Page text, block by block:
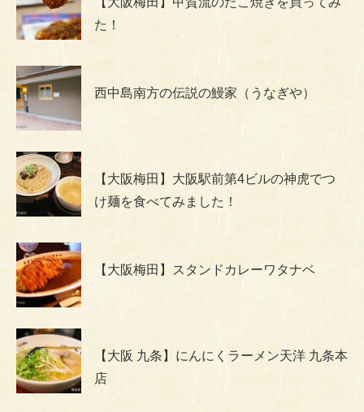
た！
西中島南方の伝説の鰻家（うなぎや）
【大阪梅田】大阪駅前第4ビルの神虎でつ
け麺を食べてみました！
【大阪梅田】スタンドカレーワタナベ
【大阪 九条】にんにくラーメン天洋 九条本
店